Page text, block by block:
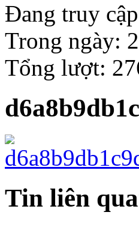
Đang truy
Trong ngày:
Tổng lượt:
Tin liên